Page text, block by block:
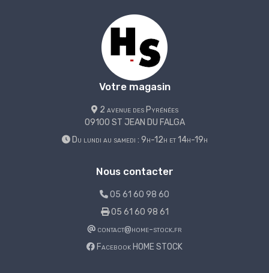
Votre magasin
2 avenue des Pyrénées
09100 ST JEAN DU FALGA
Du lundi au samedi : 9h-12h et 14h-19h
Nous contacter
05 61 60 98 60
05 61 60 98 61
contact@home-stock.fr
Facebook HOME STOCK